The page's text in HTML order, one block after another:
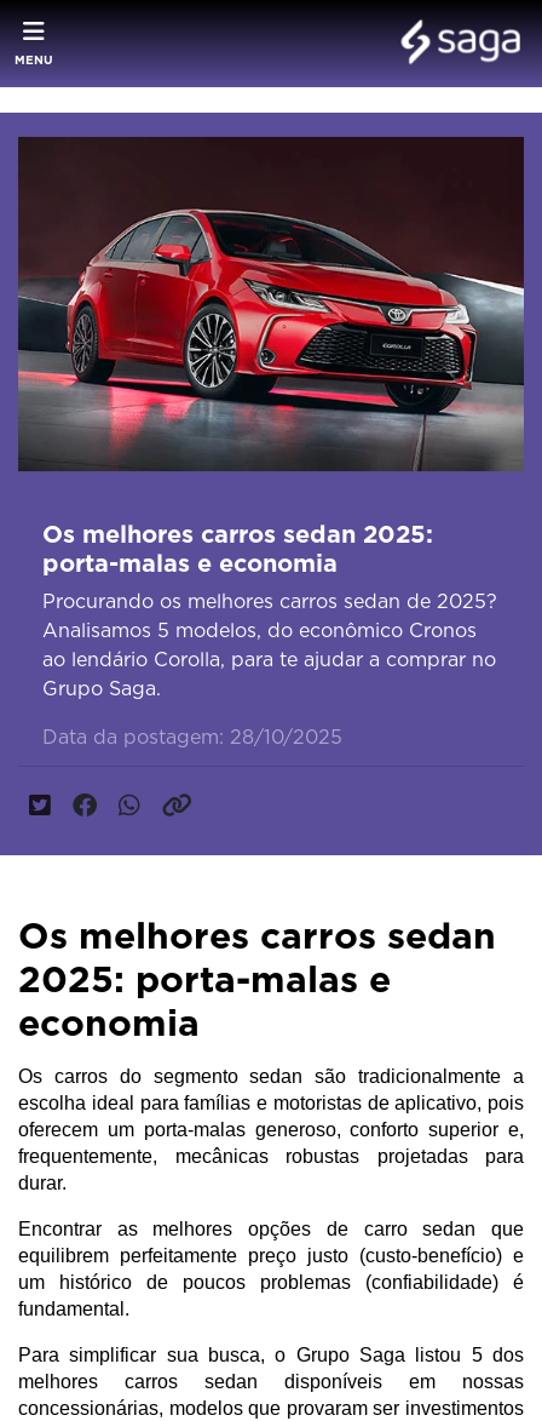
MENU
Os melhores carros sedan 2025:
porta-malas e economia
Procurando os melhores carros sedan de 2025?
Analisamos 5 modelos, do econômico Cronos
ao lendário Corolla, para te ajudar a comprar no
Grupo Saga.
Data da postagem: 28/10/2025
Os melhores carros sedan
2025: porta-malas e
economia
Os carros do segmento sedan são tradicionalmente a
escolha ideal para famílias e motoristas de aplicativo, pois
oferecem um porta-malas generoso, conforto superior e,
frequentemente, mecânicas robustas projetadas para
durar.
Encontrar as melhores opções de carro sedan que
equilibrem perfeitamente preço justo (custo-benefício) e
um histórico de poucos problemas (confiabilidade) é
fundamental.
Para simplificar sua busca, o Grupo Saga listou 5 dos
melhores carros sedan disponíveis em nossas
concessionárias, modelos que provaram ser investimentos